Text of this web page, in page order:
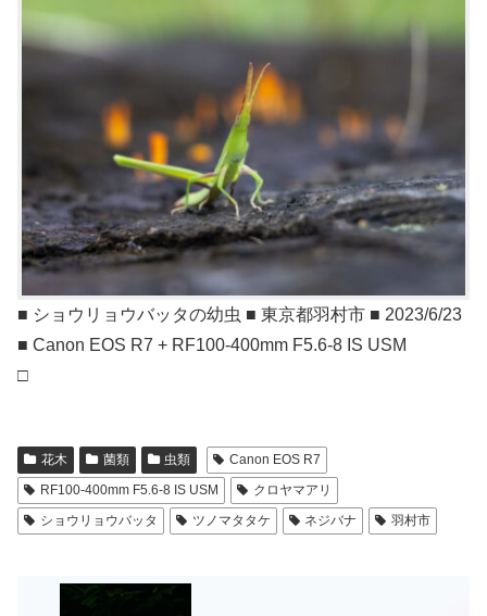
■ ショウリョウバッタの幼虫 ■ 東京都羽村市 ■ 2023/6/23
■ Canon EOS R7 + RF100-400mm F5.6-8 IS USM
□
花木 菌類 虫類
Canon EOS R7
RF100-400mm F5.6-8 IS USM
クロヤマアリ
ショウリョウバッタ
ツノマタタケ ネジバナ 羽村市